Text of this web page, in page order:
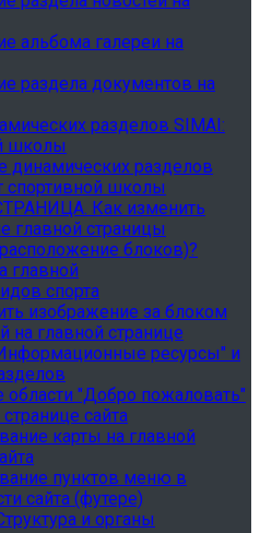
альбома галереи на
раздела документов на
разделов SIMAI:
школы
динамических разделов
спортивной школы
Как изменить
главной страницы
блоков)?
главной
спорта
изображение за блоком
на главной странице
ресурсы" и
"Добро пожаловать"
сайта
карты на главной
пунктов меню в
сайта (футере)
и органы